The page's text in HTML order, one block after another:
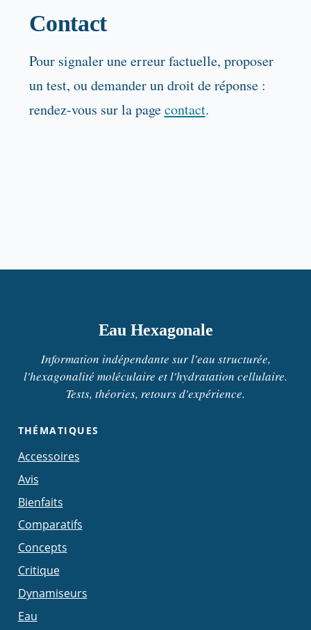
Contact
Pour signaler une erreur factuelle, proposer
un test, ou demander un droit de réponse :
rendez-vous sur la pagecontact.
Eau Hexagonale
Information indépendante sur l'eau structurée,
l'hexagonalité moléculaire et l'hydratation cellulaire.
Tests, théories, retours d'expérience.
THÉMATIQUES
Accessoires
Avis
Bienfaits
Comparatifs
Concepts
Critique
Dynamiseurs
Eau